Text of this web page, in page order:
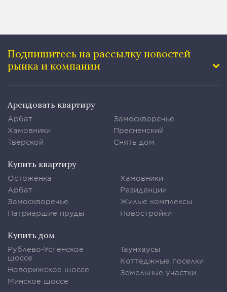
Подпишитесь на рассылку новостей
рынка и компании
Арендовать квартиру
Арбат
Хамовники
Тверской
Замоскворечье
Пресненский
Снять дом
Купить квартиру
Остоженка
Арбат
Замоскворечье
Патриаршие пруды
Хамовники
Резиденции
Жилые комплексы
Новостройки
Купить дом
Рублево-Успенское
шоссе
Новорижское шоссе
Минское шоссе
Таунхаусы
Коттеджные поселки
Земельные участки